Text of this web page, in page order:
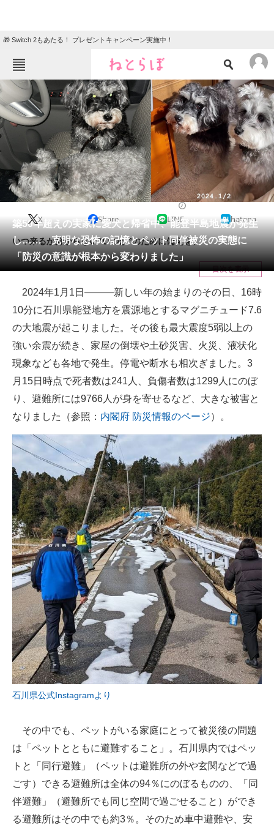
🎁 Switch 2もあたる！ プレゼントキャンペーン実施中！
ねとらぼメニュー
TOP ニュース
エンタメ クイズ
グルメ 地域
住まい 教育・育児
動物 リサーチ
会員記事
メディア
注目記事を集めた総合ページ
スマホと通信の最新トレンド
進化するPCとデバイスの未来
好きが集まる 比べて選べる
ビジネスと働き方のヒント
企業ITのトレンドを詳説
経営リーダーのコミュニティ
マーケ×ITの今がよく分かる
ITエンジニア向け専門サイト
企業向けIT製品の総合サイト
IT製品の技術・比較・事例
製造業のIT導入・活用を支援
モノづくり技術者専門サイト
エレクトロニクス専門サイト
電子設計の基本と応用
建設×テクノロジーの最前線
ちょっと気になるネットの話題
築50年超えの実家に愛犬と帰省中、能登半島地震が発生
し…… 克明な恐怖の記憶とペット同伴被災の実態に
「防災の意識が根本から変わりました」
X Share LINE hatena
いつ来るか分からない“いつか”のために備えを。
目次を表示
2024年1月1日―――新しい年の始まりのその日、16時
10分に石川県能登地方を震源地とするマグニチュード7.6
の大地震が起こりました。その後も最大震度5弱以上の
強い余震が続き、家屋の倒壊や土砂災害、火災、液状化
現象なども各地で発生。停電や断水も相次ぎました。3
月15日時点で死者数は241人、負傷者数は1299人にのぼ
り、避難所には9766人が身を寄せるなど、大きな被害と
なりました（参照： 内閣府 防災情報のページ）。
石川県公式Instagramより
その中でも、ペットがいる家庭にとって被災後の問題
は「ペットとともに避難すること」。石川県内ではペッ
トと「同行避難」（ペットは避難所の外や玄関などで過
ごす）できる避難所は全体の94％にのぼるものの、「同
伴避難」（避難所でも同じ空間で過ごせること）ができ
る避難所はその中でも約3％。そのため車中避難や、安